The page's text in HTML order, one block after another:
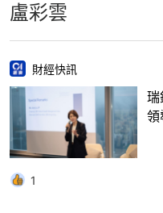
盧彩雲
財經快訊
瑞
1